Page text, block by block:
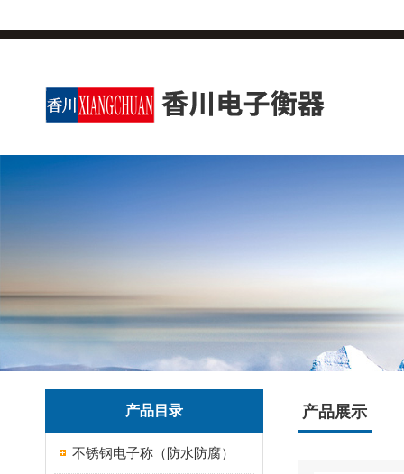
产品目录
不锈钢电子称（防水防腐）
产品展示